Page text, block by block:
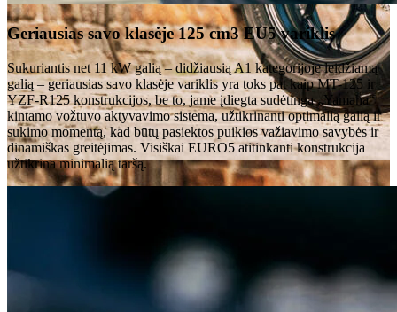
Geriausias savo klasėje 125 cm3 EU5 variklis
Sukuriantis net 11 kW galią – didžiausią A1 kategorijoje leidžiamą
galią – geriausias savo klasėje variklis yra toks pat kaip MT-125 ir
YZF-R125 konstrukcijos, be to, jame įdiegta sudėtinga „Yamaha“
kintamo vožtuvo aktyvavimo sistema, užtikrinanti optimalią galią ir
sukimo momentą, kad būtų pasiektos puikios važiavimo savybės ir
dinamiškas greitėjimas. Visiškai EURO5 atitinkanti konstrukcija
užtikrina minimalią taršą.